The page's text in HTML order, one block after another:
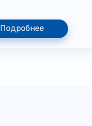
Подробнее